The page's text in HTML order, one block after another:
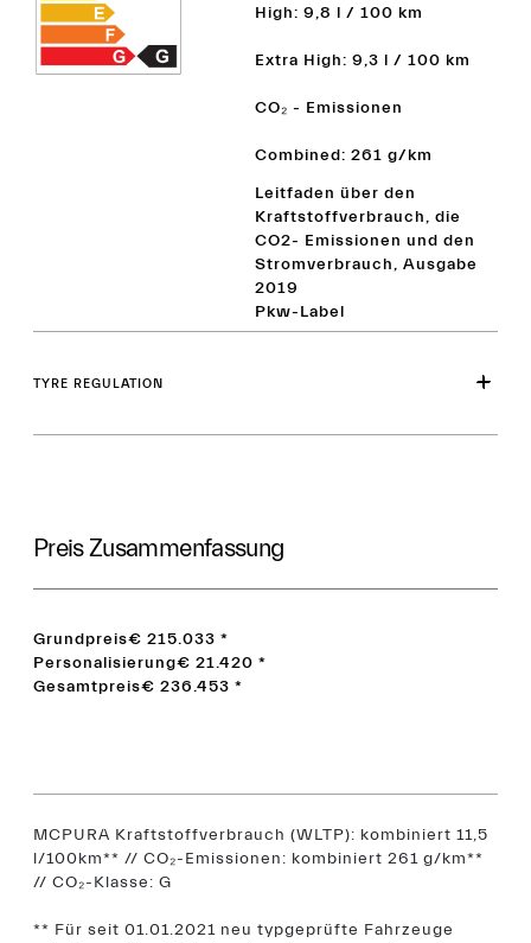
High: 9,8 l / 100 km
Extra High: 9,3 l / 100 km
CO₂ - Emissionen
Combined: 261 g/km
Leitfaden über den
Kraftstoffverbrauch, die
CO2- Emissionen und den
Stromverbrauch, Ausgabe
2019
Pkw-Label
TYRE REGULATION
Preis Zusammenfassung
Grundpreis€ 215.033 *
Personalisierung€ 21.420 *
Gesamtpreis€ 236.453 *
MCPURA Kraftstoffverbrauch (WLTP): kombiniert 11,5
l/100km** // CO₂-Emissionen: kombiniert 261 g/km**
// CO₂-Klasse: G
** Für seit 01.01.2021 neu typgeprüfte Fahrzeuge